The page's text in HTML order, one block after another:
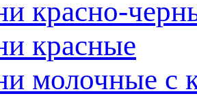
красно-
красные
молочные с